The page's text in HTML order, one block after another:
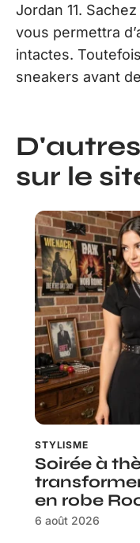
Jordan 11.
vous permettra
intactes.
sneakers avant
sur le
STYLISME
Soirée à
en robe
6 août 2026